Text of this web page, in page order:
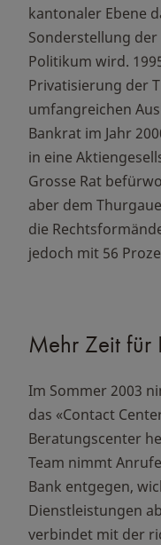
kantonaler Ebene
Sonderstellung
Politikum wird.
Privatisierung der
umfangreichen
Bankrat im Jahr
in eine
Grosse Rat
aber dem
die
jedoch mit 56
Mehr Zeit für
Im Sommer 2003
das «Contact
Beratungscenter
Team nimmt
Bank entgegen,
Dienstleistungen
verbindet mit der